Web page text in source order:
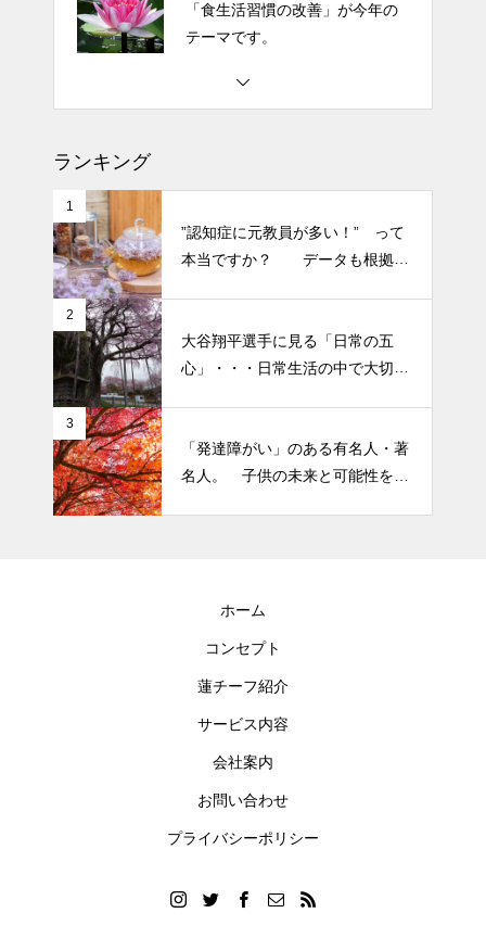
「食生活習慣の改善」が今年の
テーマです。
り癖がついてしまって・・・恥
ずかしぃ～ (〃ﾉωﾉ)
「食生活習慣の改善」が今年の
テーマです。
ランキング
1
”認知症に元教員が多い！” って
本当ですか？ データも根拠も
2
大谷翔平選手に見る「日常の五
心」・・・日常生活の中で大切
3
「発達障がい」のある有名人・著
名人。 子供の未来と可能性を秘
ホーム
コンセプト
蓮チーフ紹介
サービス内容
会社案内
お問い合わせ
プライバシーポリシー